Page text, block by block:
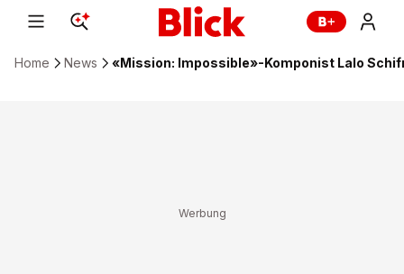
Home News «Mission: Impossible»-Komponist Lalo